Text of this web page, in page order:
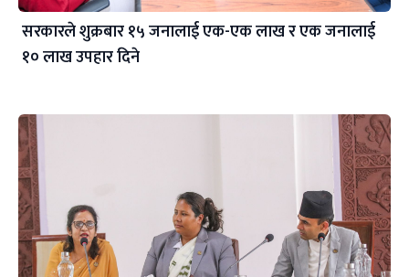
सरकारले शुक्रबार १५ जनालाई एक-एक लाख र एक जनालाई
१० लाख उपहार दिने